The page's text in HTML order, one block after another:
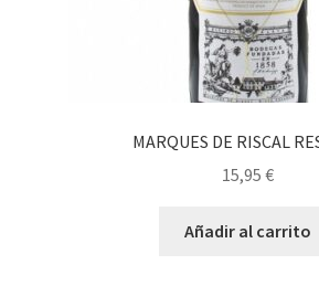
MARQUES DE RISCAL
15,95 €
Añadir al carrito